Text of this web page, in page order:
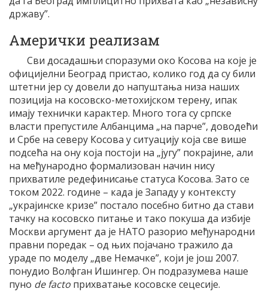
државу”.
Амерички реализам
Сви досадашњи споразуми око Косова на које је
официјелни Београд пристао, колико год да су били
штетни јер су довели до напуштања низа наших
позиција на косовско-метохијском терену, ипак
имају технички карактер. Много тога су српске
власти препустиле Албанцима „на парче”, доводећи
и Србе на северу Косова у ситуацију која све више
подсећа на ону која постоји на „југу” покрајине, али
на међународно формализован начин нису
прихватиле редефинисање статуса Косова. Зато се
током 2022. године – када је Западу у контексту
„украјинске кризе” постало посебно битно да стави
тачку на косовско питање и тако покуша да избије
Москви аргумент да је НАТО разорио међународни
правни поредак – од њих појачано тражило да
ураде по моделу „две Немачке”, који је још 2007.
понудио Волфган Ишингер. Он подразумева наше
пуно de facto прихватање косовске сецесије.